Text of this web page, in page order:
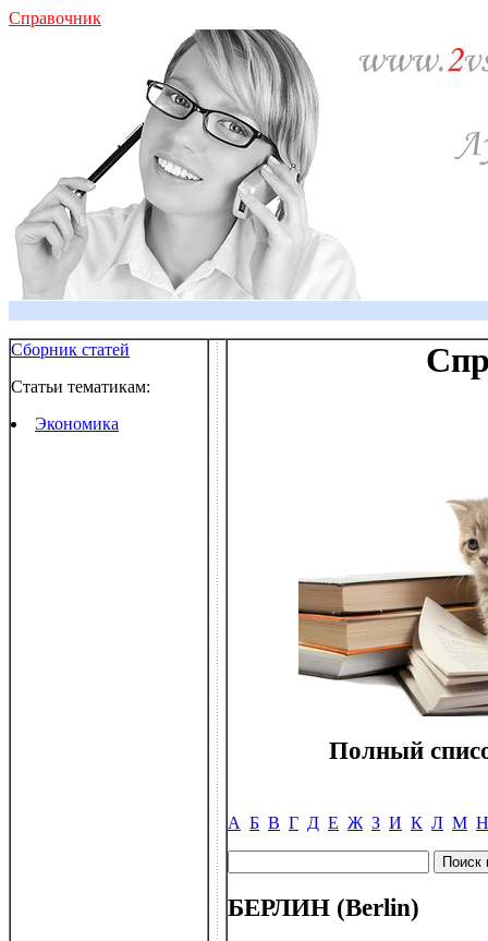
Справочник
Сборник статей
Статьи тематикам:
Экономика
Полный
А Б В Г Д Е Ж З И К Л М Н
БЕРЛИН (Berlin)